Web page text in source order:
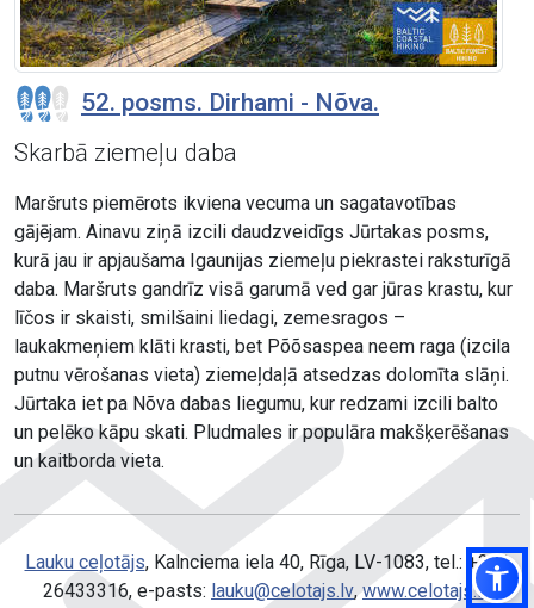
52. posms. Dirhami - Nõva.
Skarbā ziemeļu daba
Maršruts piemērots ikviena vecuma un sagatavotības
gājējam. Ainavu ziņā izcili daudzveidīgs Jūrtakas posms,
kurā jau ir apjaušama Igaunijas ziemeļu piekrastei raksturīgā
daba. Maršruts gandrīz visā garumā ved gar jūras krastu, kur
līčos ir skaisti, smilšaini liedagi, zemesragos –
laukakmeņiem klāti krasti, bet Põõsaspea neem raga (izcila
putnu vērošanas vieta) ziemeļdaļā atsedzas dolomīta slāņi.
Jūrtaka iet pa Nõva dabas liegumu, kur redzami izcili balto
un pelēko kāpu skati. Pludmales ir populāra makšķerēšanas
un kaitborda vieta.
Lauku ceļotājs, Kalnciema iela 40, Rīga, LV-1083, tel.: +371
26433316, e-pasts: lauku@celotajs.lv,www.celotajs.lv